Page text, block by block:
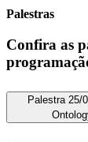
Palestras
Confira as
Palestra 25/